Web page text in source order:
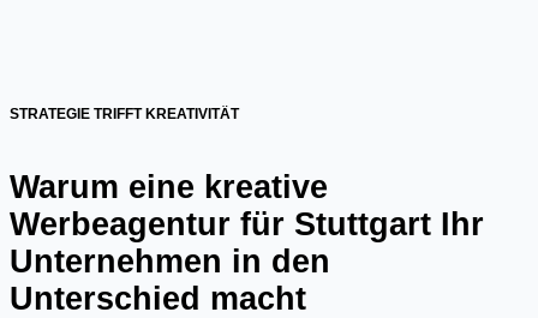
STRATEGIE TRIFFT KREATIVITÄT
Warum eine kreative
Werbeagentur für Stuttgart Ihr
Unternehmen in den
Unterschied macht